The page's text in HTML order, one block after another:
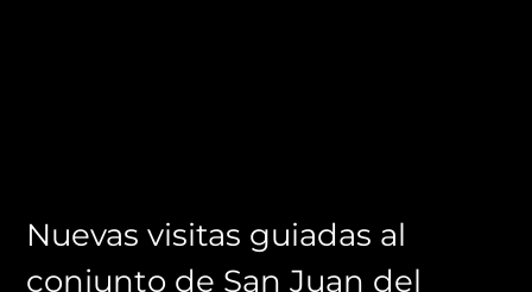
Nuevas visitas guiadas al
conjunto de San Juan del